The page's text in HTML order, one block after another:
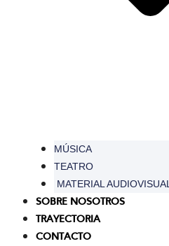
MÚSICA
TEATRO
MATERIAL AUDIOVISUAL
SOBRE NOSOTROS
TRAYECTORIA
CONTACTO